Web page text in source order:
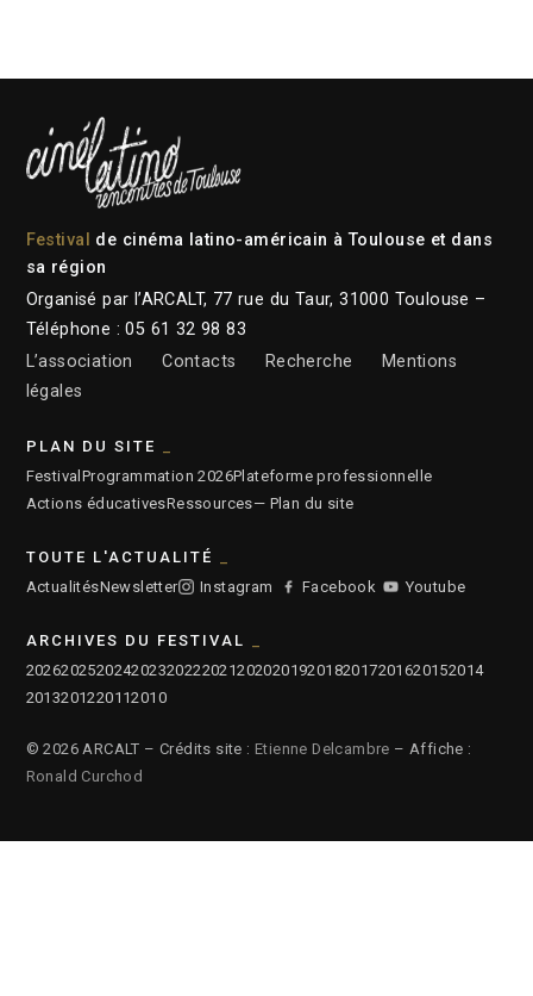
Festival
de cinéma latino-américain à Toulouse et dans
sa région
Organisé par l’ARCALT, 77 rue du Taur, 31000 Toulouse –
Téléphone : 05 61 32 98 83
L’association
Contacts Recherche
Mentions
légales
PLAN DU SITE
FestivalProgrammation 2026Plateforme professionnelle
Actions éducativesRessources— Plan du site
TOUTE L'ACTUALITÉ
ActualitésNewsletter Instagram Facebook Youtube
ARCHIVES DU FESTIVAL
2026202520242023202220212020201920182017201620152014
2013201220112010
© 2026 ARCALT – Crédits site : Etienne Delcambre – Affiche :
Ronald Curchod